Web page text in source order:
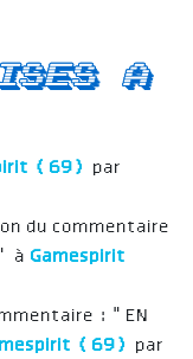
a
(69)
par
du commentaire
à Gamespirit
: "EN
(69)
par